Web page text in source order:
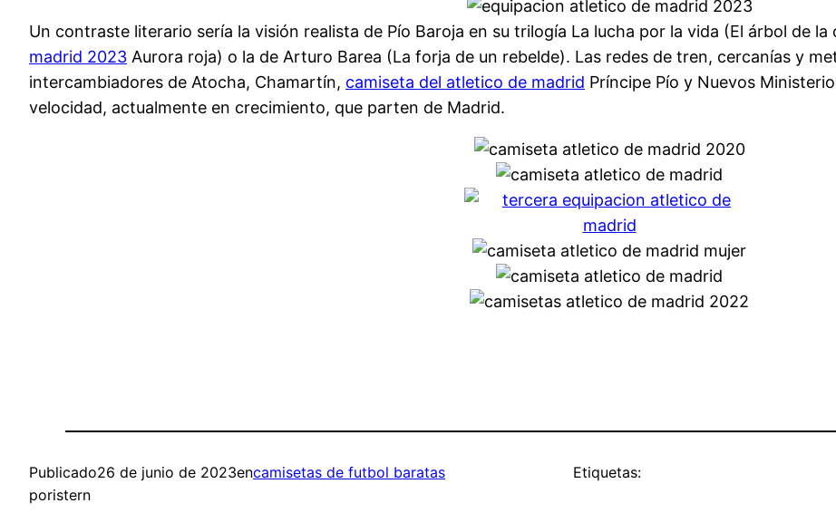
Un contraste literario sería la visión realista de Pío Baroja en su trilogía La lucha por la vida (El árbol de la
madrid 2023 Aurora roja) o la de Arturo Barea (La forja de un rebelde). Las redes de tren, cercanías y
intercambiadores de Atocha, Chamartín, camiseta del atletico de madrid Príncipe Pío y Nuevos
velocidad, actualmente en crecimiento, que parten de Madrid.
Publicado26 de junio de 2023encamisetas de futbol baratas
poristern
Etiquetas: